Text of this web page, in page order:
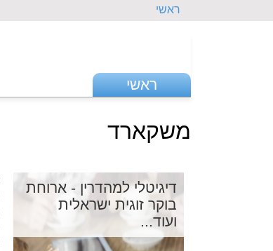
ראשי
ראשי
משקארד
דיגיטלי למהדרין - ארוחת
בוקר זוגית ישראלית
ועוד...